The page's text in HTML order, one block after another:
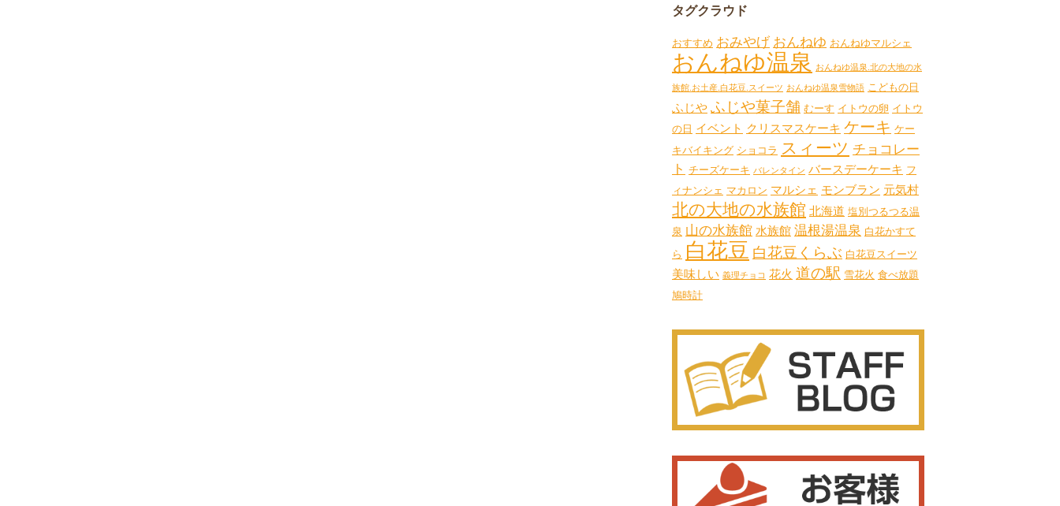
タグクラウド
おすすめ おみやげ おんねゆ おんねゆマルシェ
おんねゆ温泉 おんねゆ温泉.北の大地の水
族館.お土産.白花豆.スイーツ おんねゆ温泉雪物語 こどもの日
ふじや ふじや菓子舗 むーす イトウの卵 イトウ
の日 イベント クリスマスケーキ ケーキ ケー
キバイキング ショコラ スィーツ チョコレー
ト チーズケーキ バレンタイン バースデーケーキ フ
ィナンシェ マカロン マルシェ モンブラン 元気村
北の大地の水族館 北海道 塩別つるつる温
泉 山の水族館 水族館 温根湯温泉 白花かすて
ら 白花豆 白花豆くらぶ 白花豆スイーツ
美味しい 義理チョコ 花火 道の駅 雪花火 食べ放題
鳩時計